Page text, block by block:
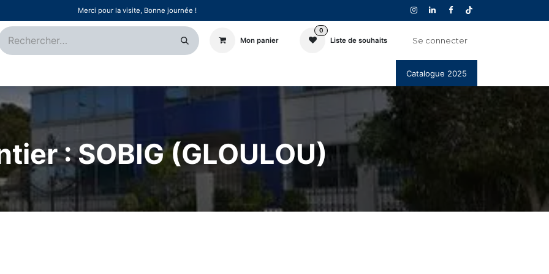
Merci pour la visite, Bonne journée !
Mon panier
0
Liste de souhaits Se connecter
Catalogue 2025
: SOBIG (GLOULOU)​​​